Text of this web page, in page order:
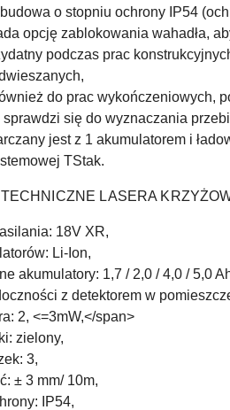
o stopniu ochrony IP54
opcję zablokowania wahadła,
podczas prac
do prac wykończeniowych,
się do wyznaczania
jest z 1 akumulatorem i
TStak.
LASERA
18V XR,
Li-Ion,
akumulatory: 1,7 / 2,0 / 4,0 / 5,0
z detektorem w
2, <=3mW,</span>
zielony,
3,
± 3 mm/ 10m,
IP54,